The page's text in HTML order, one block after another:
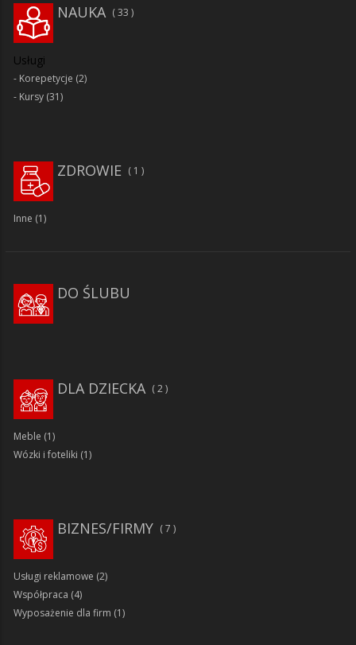
33
NAUKA
Usługi
Korepetycje (2)
Kursy (31)
ZDROWIE 1
Inne (1)
DO ŚLUBU
2
DLA DZIECKA
Meble (1)
Wózki i foteliki (1)
7
BIZNES/FIRMY
Usługi reklamowe (2)
Współpraca (4)
Wyposażenie dla firm (1)